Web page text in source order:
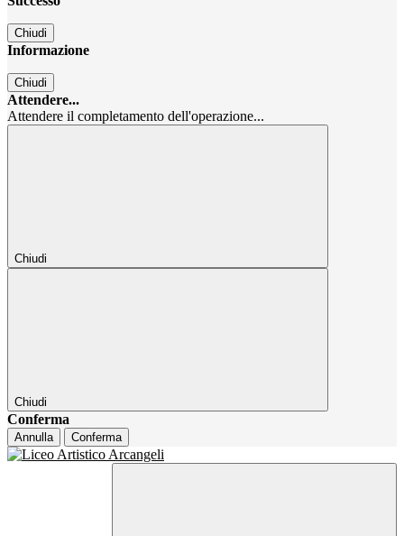
Chiudi
Informazione
Chiudi
Attendere...
Attendere il completamento dell'operazione...
Chiudi
Chiudi
Conferma
Annulla Conferma